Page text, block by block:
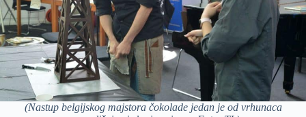
(Nastup belgijskog majstora čokolade jedan je od vrhunaca